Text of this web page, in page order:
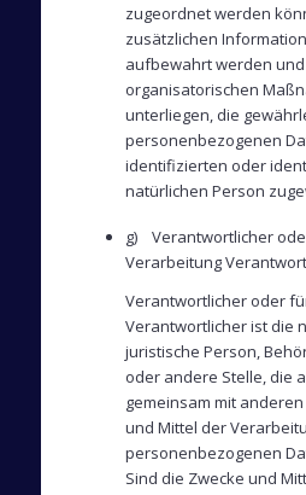
zugeordnet werden
zusätzlichen
aufbewahrt werden
organisatorischen
unterliegen, die
personenbezogenen
identifizierten oder
natürlichen Person
g) Verantwortlicher
Verarbeitung
Verantwortlicher oder
Verantwortlicher ist die
juristische Person,
oder andere Stelle, die
gemeinsam mit
und Mittel der
personenbezogenen
Sind die Zwecke und